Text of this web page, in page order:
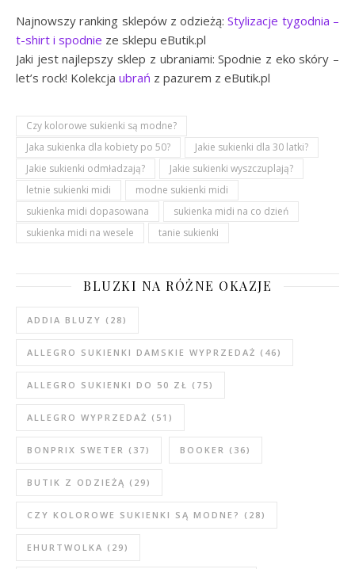
Najnowszy ranking sklepów z odzieżą:Stylizacje tygodnia –
t-shirt i spodnie ze sklepu eButik.pl
Jaki jest najlepszy sklep z ubraniami: Spodnie z eko skóry –
let’s rock! Kolekcja ubrań z pazurem z eButik.pl
Czy kolorowe sukienki są modne?
Jaka sukienka dla kobiety po 50?
Jakie sukienki dla 30 latki?
Jakie sukienki odmładzają?
Jakie sukienki wyszczuplają?
letnie sukienki midi
modne sukienki midi
sukienka midi dopasowana
sukienka midi na co dzień
sukienka midi na wesele
tanie sukienki
BLUZKI NA RÓŻNE OKAZJE
ADDIA BLUZY (28)
ALLEGRO SUKIENKI DAMSKIE WYPRZEDAŻ (46)
ALLEGRO SUKIENKI DO 50 ZŁ (75)
ALLEGRO WYPRZEDAŻ (51)
BONPRIX SWETER (37) BOOKER (36)
BUTIK Z ODZIEŻĄ (29)
CZY KOLOROWE SUKIENKI SĄ MODNE? (28)
EHURTWOLKA (29)